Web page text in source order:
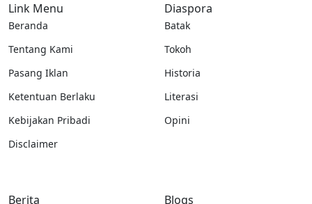
Link Menu
Beranda
Tentang Kami
Pasang Iklan
Ketentuan Berlaku
Kebijakan Pribadi
Disclaimer
Diaspora
Batak
Tokoh
Historia
Literasi
Opini
Berita Blogs